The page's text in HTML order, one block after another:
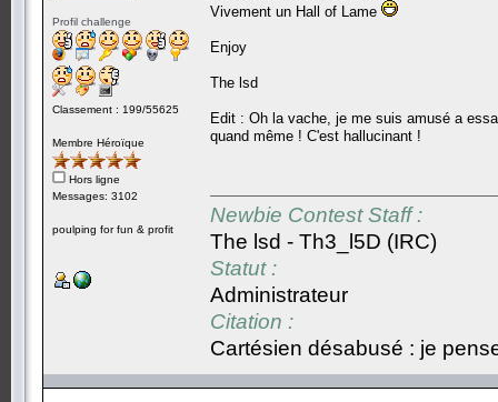
Profil challenge
Classement : 199/55625
Membre Héroïque
Hors ligne
Messages: 3102
poulping for fun & profit
Vivement un Hall of Lame
Enjoy
The lsd
Edit : Oh la vache, je me suis amusé a
quand même ! C'est hallucinant !
Newbie Contest Staff :
The lsd - Th3_l5D (IRC)
Statut :
Administrateur
Citation :
Cartésien désabusé : je